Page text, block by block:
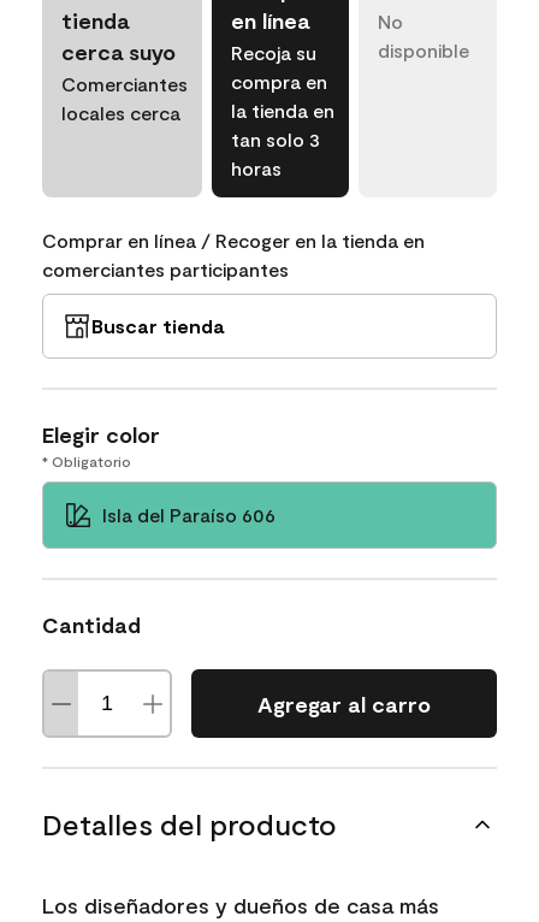
tienda
cerca suyo
Comerciantes
locales cerca
en línea
Recoja su
compra en
la tienda en
tan solo 3
horas
No
disponible
Comprar en línea / Recoger en la tienda en
comerciantes participantes
Buscar tienda
Elegir color
* Obligatorio
Isla del Paraíso 606
Cantidad
Agregar al carro
Detalles del producto
Los diseñadores y dueños de casa más